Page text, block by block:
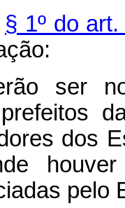
§ 1º do
ser
dos
pelo